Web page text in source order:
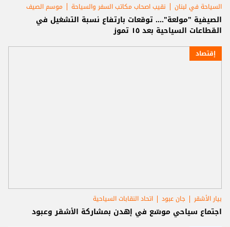
السياحة في لبنان نقيب اصحاب مكاتب السفر والسياحة موسم الصيف
الصيفية "مولعة".... توقعات بارتفاع نسبة التشغيل في
القطاعات السياحية بعد ١٥ تموز
إقتصاد
بيار الأشقر جان عبود اتحاد النقابات السياحية
اجتماع سياحي موسّع في إهدن بمشاركة الأشقر وعبود